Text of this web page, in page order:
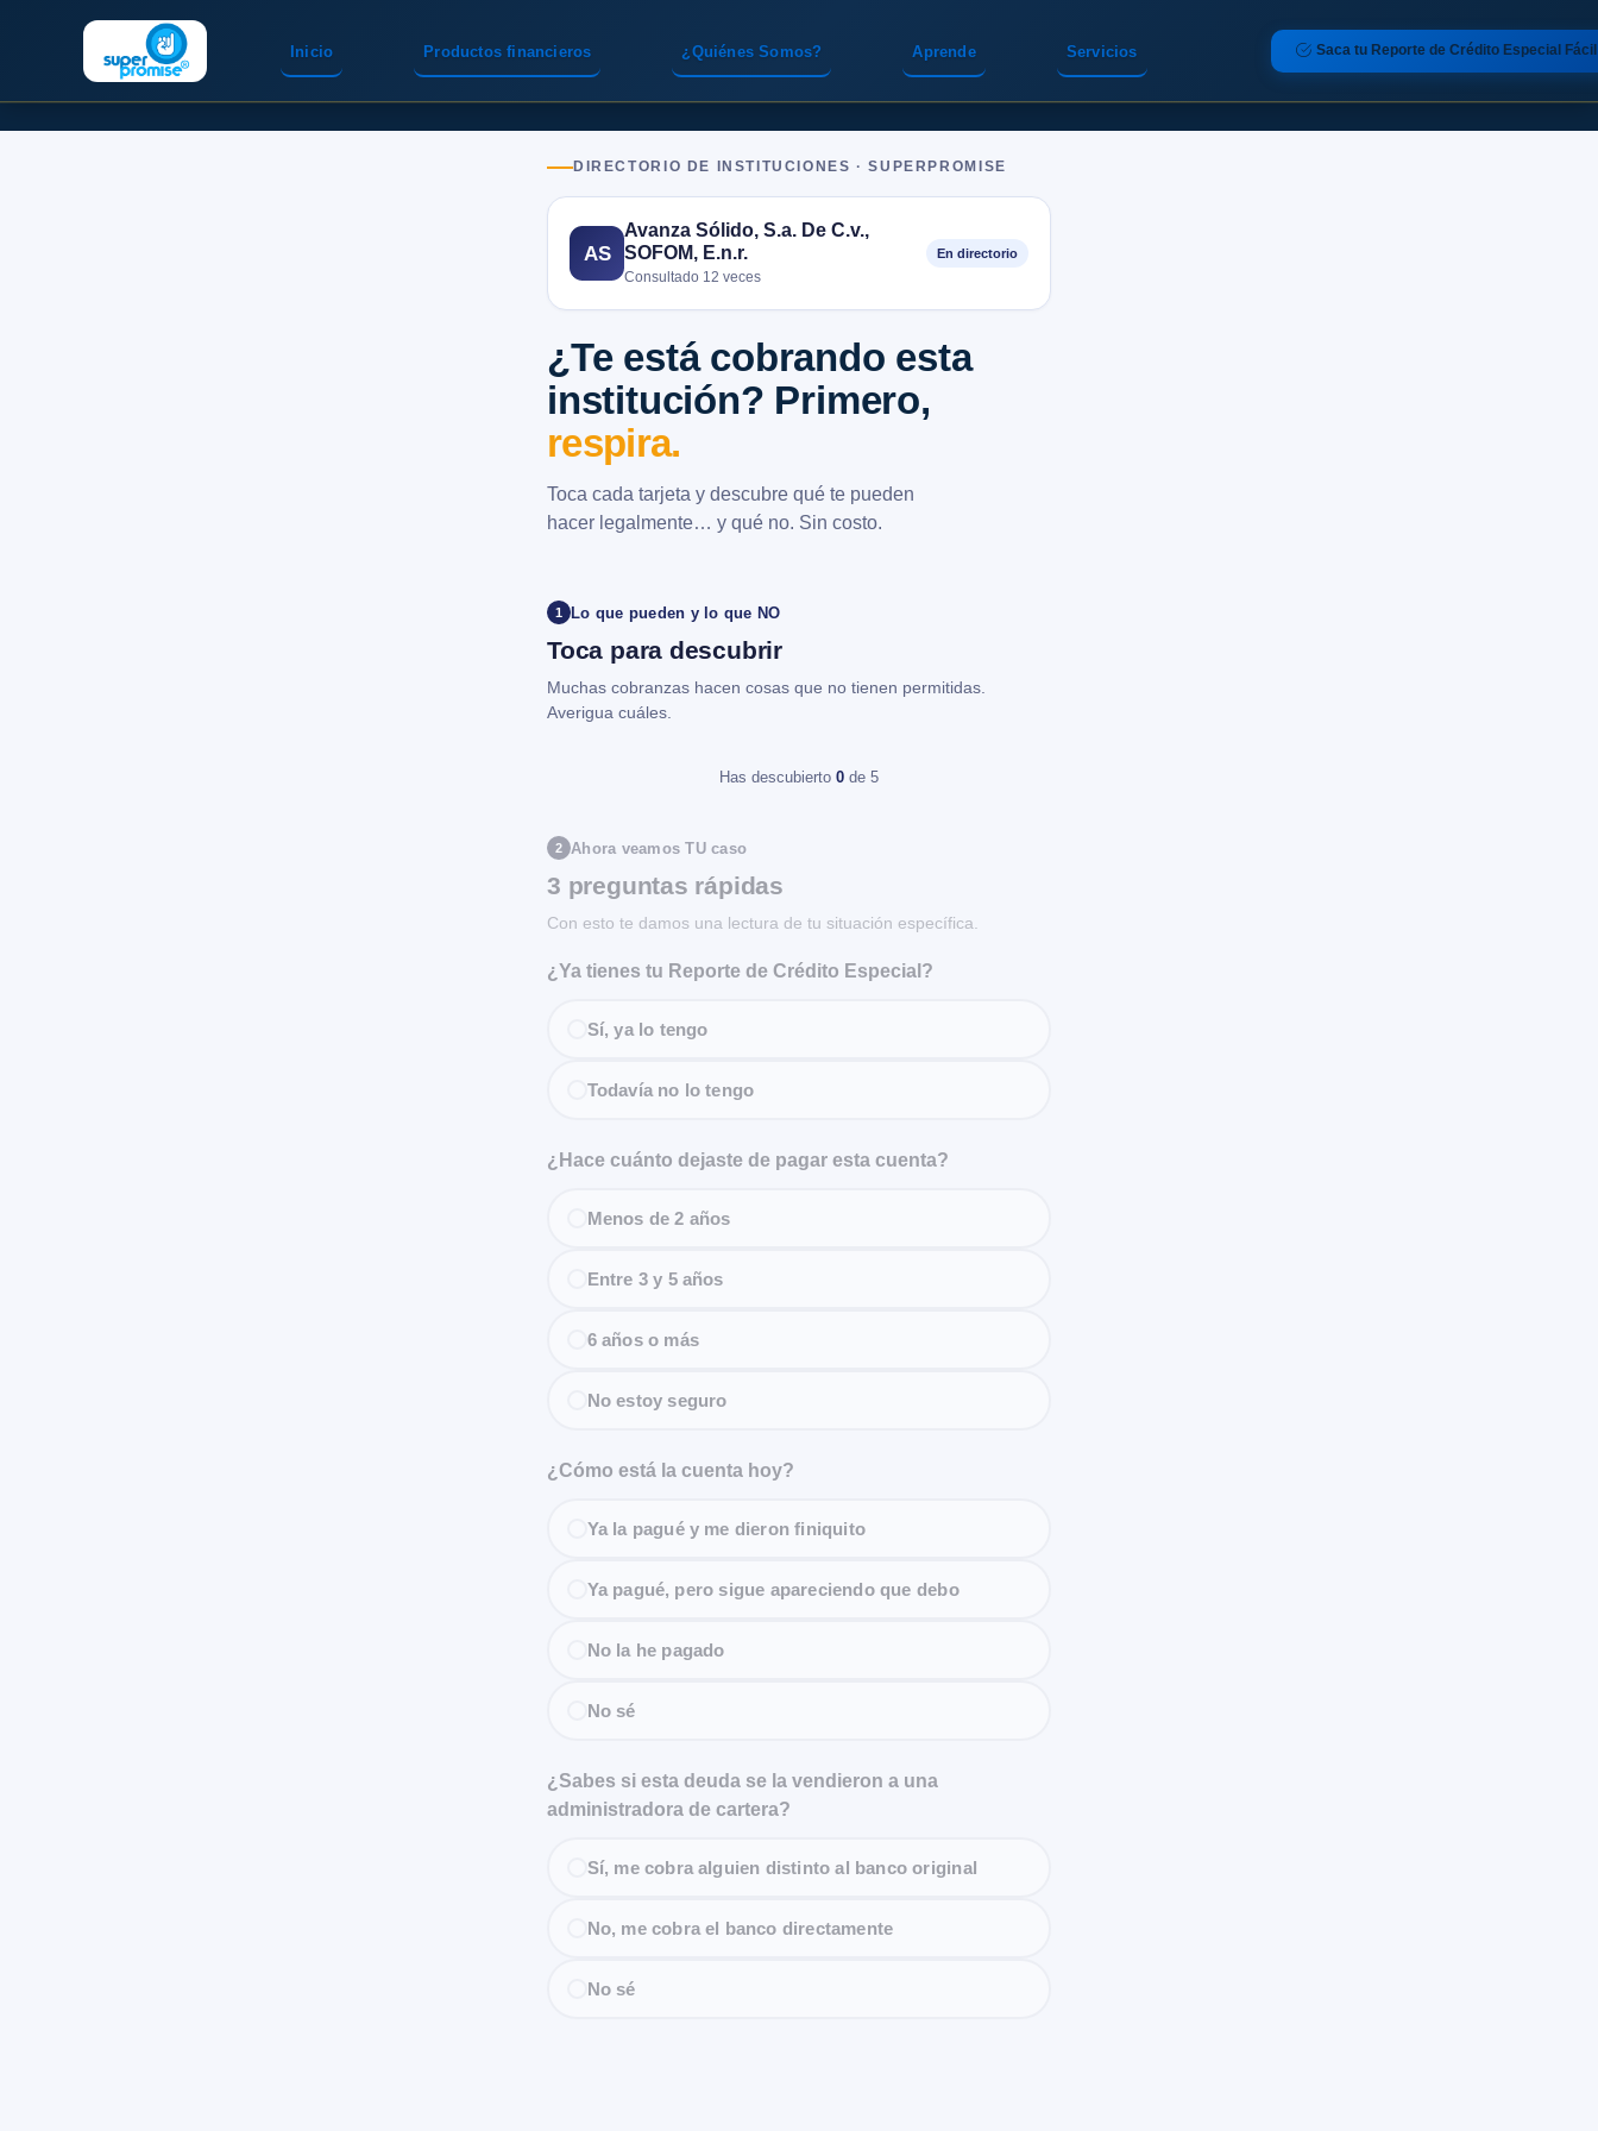
Inicio Servicios
Productos financieros ¿Quiénes Somos? Aprende Saca tu Reporte de Crédito Especial Fácil
DIRECTORIO DE INSTITUCIONES · SUPERPROMISE
AS
Avanza Sólido, S.a. De C.v.,
SOFOM, E.n.r.
Consultado 12 veces
En directorio
¿Te está cobrando esta
institución? Primero,
respira.
Toca cada tarjeta y descubre qué te pueden
hacer legalmente… y qué no. Sin costo.
1 Lo que pueden y lo que NO
Toca para descubrir
Muchas cobranzas hacen cosas que no tienen permitidas.
Averigua cuáles.
Has descubierto 0 de 5
2 Ahora veamos TU caso
3 preguntas rápidas
Con esto te damos una lectura de tu situación específica.
¿Ya tienes tu Reporte de Crédito Especial?
Sí, ya lo tengo
Todavía no lo tengo
¿Hace cuánto dejaste de pagar esta cuenta?
Menos de 2 años
Entre 3 y 5 años
6 años o más
No estoy seguro
¿Cómo está la cuenta hoy?
Ya la pagué y me dieron finiquito
Ya pagué, pero sigue apareciendo que debo
No la he pagado
No sé
¿Sabes si esta deuda se la vendieron a una
administradora de cartera?
Sí, me cobra alguien distinto al banco original
No, me cobra el banco directamente
No sé